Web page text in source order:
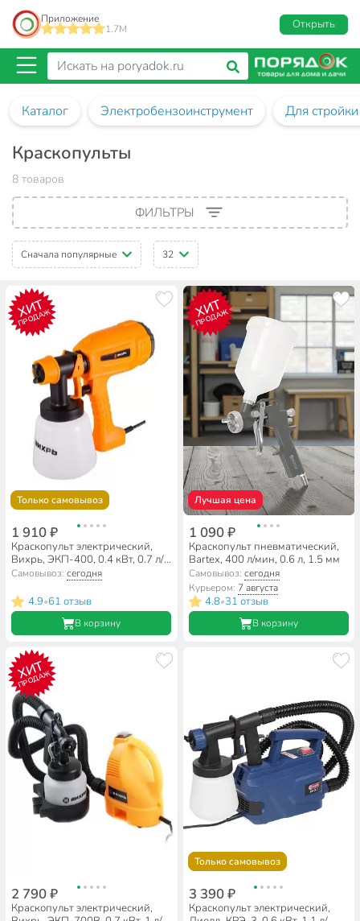
Приложение
1.7M
Открыть
Каталог Электробензоинструмент Для
Краскопульты
8 товаров
ФИЛЬТРЫ
Сначала популярные 32
ХИТ
ПРОДАЖ
Только самовывоз
1 910 ₽
Краскопульт электрический,
Вихрь, ЭКП-400, 0.4 кВт, 0.7 л/
мин, 0.8 л, 80 DIN/сек, с нижним
Самовывоз:сегодня
4.9•61 отзыв
В корзину
ХИТ
ПРОДАЖ
Лучшая цена
1 090 ₽
Краскопульт пневматический,
Bartex, 400 л/мин, 0.6 л, 1.5 мм
Самовывоз: сегодня
Курьером: 7 августа
4.8•31 отзыв
В корзину
ХИТ
ПРОДАЖ
2 790 ₽
Краскопульт электрический,
Только самовывоз
3 390 ₽
Краскопульт электрический,